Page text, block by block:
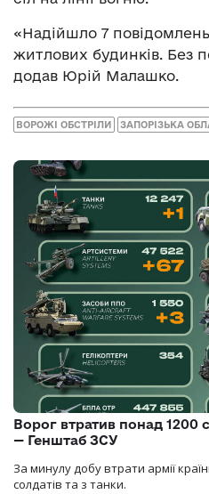
«Надійшло 7
житлових будинків. Без
додав Юрій Малашко.
ВОРОЖІ ОБСТРІЛИ ЗАПОРІЗЬКА
Ворог втратив понад 1200
— Генштаб ЗСУ
За минулу добу втрати армії
солдатів та з танки.